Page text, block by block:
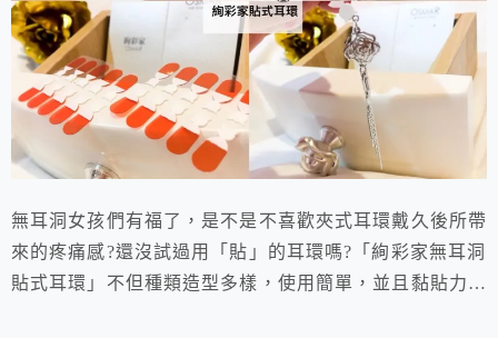
無耳洞女孩們有福了，是不是不喜歡夾式耳環戴久後所帶
來的疼痛感?還沒試過用「貼」的耳環嗎?「絢彩家無耳洞
貼式耳環」不但種類造型多樣，使用簡單，並且黏貼力超